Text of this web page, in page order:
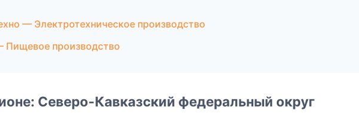
— Электротехническое производство
Пищевое производство
Северо-Кавказский федеральный округ